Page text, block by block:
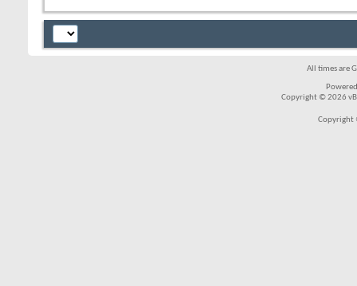
All times are
Copyright © 2026
Copyright